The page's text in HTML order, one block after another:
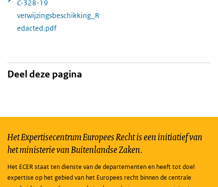
C-328-19
verwijzingsbeschikking_R
edacted.pdf
Deel deze pagina
Het Expertisecentrum Europees Recht is een initiatief van
het ministerie van Buitenlandse Zaken.
Het ECER staat ten dienste van de departementen en heeft tot doel
expertise op het gebied van het Europees recht binnen de centrale